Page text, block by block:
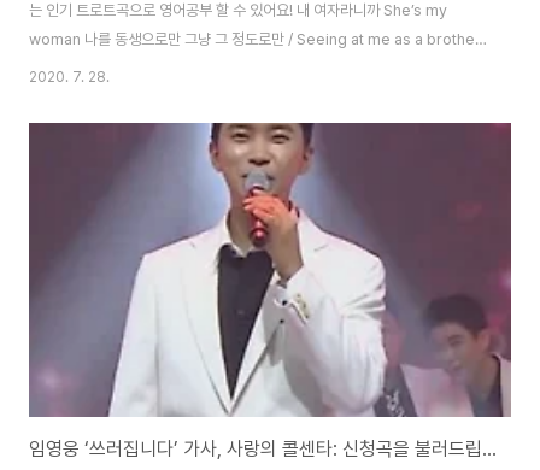
는 인기 트로트곡으로 영어공부 할 수 있어요! 내 여자라니까 She’s my
woman 나를 동생으로만 그냥 그 정도로만 / Seeing at me as a brother,
no more than that 귀엽다고 하지만 누난 내게 여자야 / You say I’m cute
/ What do you know? You’ll learn when you grow up 까분다고 하지
만 누난 내게 여자야 / You say I’m being childish but Noona, you are
a woman to me 누나가 누굴 만났든지 / Whoever..
2020. 7. 28.
임영웅 ‘쓰러집니다’ 가사, 사랑의 콜센타: 신청곡을 불러드립니다~ [트로트 영어로]